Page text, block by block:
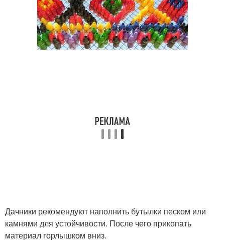
Дачники рекомендуют наполнить бутылки песком или
камнями для устойчивости. После чего прикопать
материал горлышком вниз.